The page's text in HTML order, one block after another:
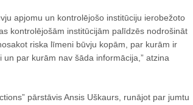
apjomu un kontrolējošo institūciju ierobežoto
kontrolējošām institūcijām palīdzēs nodrošināt
riska līmeni būvju kopām, par kurām ir
par kurām nav šāda informācija,” atzina
pārstāvis Ansis Uškaurs, runājot par jumtu